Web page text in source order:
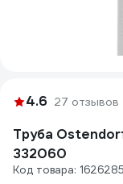
4.6 27 отзывов
Труба
332060
Код товара: